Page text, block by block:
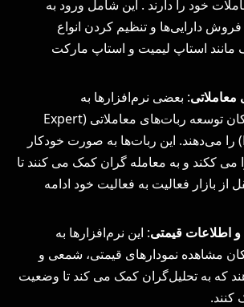
خود را دارند . این شامل ورود به
فروش دارایی‌ها و تنظیم کردن انواع
مانند استاپ لیمیت و استاپ مارکت
: بعضی نرم‌افزارها به
معامله‌گران امکان توسعه ربات‌های معاملاتی (Expert
Advisors یا EA) را می‌دهند. این ربات‌ها به صورت خودکار
می ککند و به معامله ‌گران کمک می ‌کنند تا
بازار فعالیت به فعالیت خود ادامه
و اطلاعات قیمتی: این نرم‌افزارها به
مشاهده نمودارهای قیمتی، شمعی و
که به تحلیل‌گران کمک می ‌کند تا وضعیت
کنند.